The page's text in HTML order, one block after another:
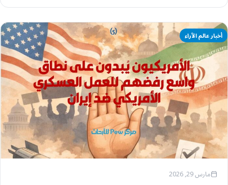
أخبار عالم الآراء
مارس 29, 2026